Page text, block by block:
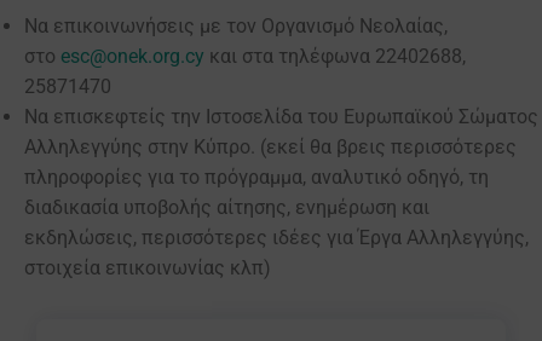
Να επικοινωνήσεις με τον Οργανισμό Νεολαίας,
στο esc@onek.org.cy και στα τηλέφωνα 22402688,
25871470
Να επισκεφτείς την Ιστοσελίδα του Ευρωπαϊκού Σώματος
Αλληλεγγύης στην Κύπρο. (εκεί θα βρεις περισσότερες
πληροφορίες για το πρόγραμμα, αναλυτικό οδηγό, τη
διαδικασία υποβολής αίτησης, ενημέρωση και
εκδηλώσεις, περισσότερες ιδέες για Έργα Αλληλεγγύης,
στοιχεία επικοινωνίας κλπ)